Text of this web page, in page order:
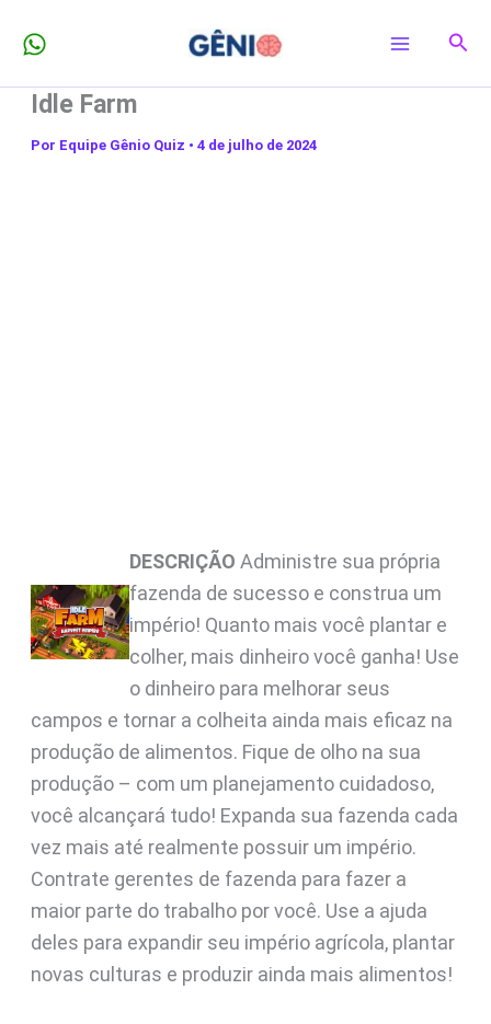
para
conteúdoIdle Farm
Por Equipe Gênio Quiz • 4 de julho de 2024
DESCRIÇÃO Administre sua própria
fazenda de sucesso e construa um
império! Quanto mais você plantar e
colher, mais dinheiro você ganha! Use
o dinheiro para melhorar seus
campos e tornar a colheita ainda mais eficaz na
produção de alimentos. Fique de olho na sua
produção – com um planejamento cuidadoso,
você alcançará tudo! Expanda sua fazenda cada
vez mais até realmente possuir um império.
Contrate gerentes de fazenda para fazer a
maior parte do trabalho por você. Use a ajuda
deles para expandir seu império agrícola, plantar
novas culturas e produzir ainda mais alimentos!